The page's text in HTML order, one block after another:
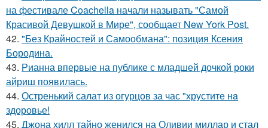
на фестивале Coachella начали называть "Самой
Красивой Девушкой в Мире", сообщает New York Post.
42. "Без Крайностей и Самообмана": позиция Ксения
Бородина.
43. Рианна впервые на публике с младшей дочкой роки
айриш появилась.
44. Остренький салат из огурцов за час "хрустите нa
здоровье!
45. Джона хилл тайно женился на Оливии миллар и стал